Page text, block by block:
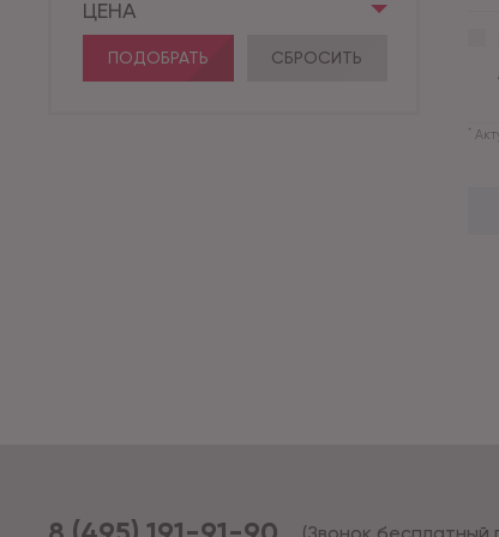
ЦЕНА
ПОДОБРАТЬ СБРОСИТЬ
*
(Звонок бесплатный